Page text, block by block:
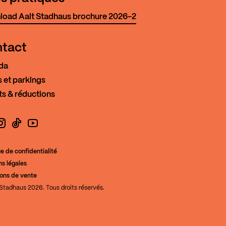
Aalt Stadhaus brochure 2026-2
et parkings
& réductions
de confidentialité
légales
de vente
2026. Tous droits réservés.
de la Culture